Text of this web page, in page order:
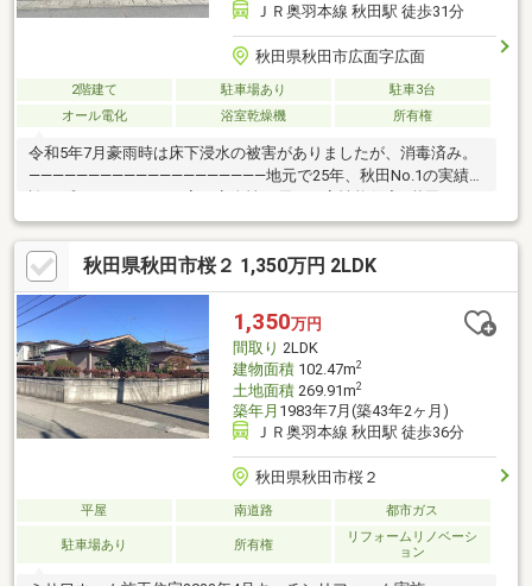
ＪＲ奥羽本線 秋田駅 徒歩31分
秋田県秋田市広面字広面
2階建て 駐車場あり
駐車3台
オール電化
浴室乾燥機 所有権
令和5年7月豪雨時は床下浸水の被害がありましたが、消毒済み。
――――――――――――――――――――地元で25年、秋田No.1の実績を
の土地提案力！■高品質な住宅をリーズナブルな価格でご提案■20
年保証＆生涯サポート――――――――――――――――――――
秋田県秋田市桜２ 1,350万円 2LDK
1,350万円
間取り 2LDK
建物面積102.47m2
土地面積269.91m2
築年月 1983年7月(築43年2ヶ月)
ＪＲ奥羽本線 秋田駅 徒歩36分
秋田県秋田市桜２
平屋 南道路 都市ガス
駐車場あり 所有権
リフォームリノベーシ
ョン